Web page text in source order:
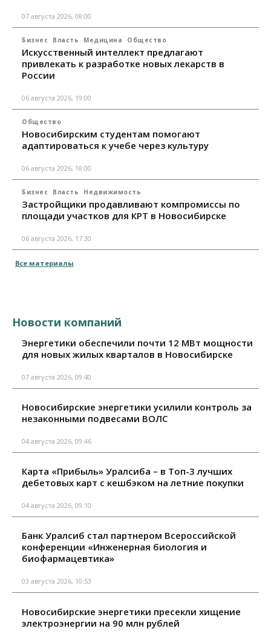
07 августа 2026, 08:00
Бизнес Власть Медицина Общество
Искусственный интеллект предлагают
привлекать к разработке новых лекарств в
России
06 августа 2026, 19:00
Общество
Новосибирским студентам помогают
адаптироваться к учебе через культуру
06 августа 2026, 18:00
Бизнес Власть Недвижимость
Застройщики продавливают компромиссы по
площади участков для КРТ в Новосибирске
06 августа 2026, 17:30
Все материалы
Новости компаний
Энергетики обеспечили почти 12 МВт мощности
для новых жилых кварталов в Новосибирске
07 августа 2026, 09:40
Новосибирские энергетики усилили контроль за
незаконными подвесами ВОЛС
04 августа 2026, 09:46
Карта «Прибыль» Уралсиба – в Топ-3 лучших
дебетовых карт с кешбэком на летние покупки
04 августа 2026, 09:10
Банк Уралсиб стал партнером Всероссийской
конференции «Инженерная биология и
биофармацевтика»
03 августа 2026, 10:53
Новосибирские энергетики пресекли хищение
электроэнергии на 90 млн рублей